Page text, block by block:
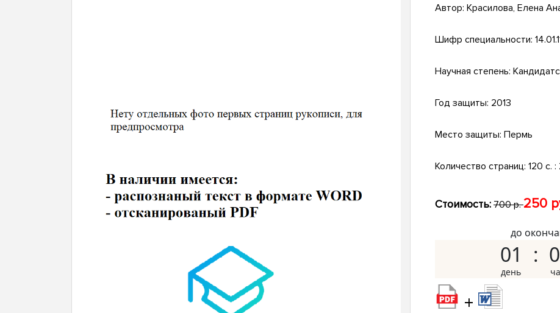
Автор: Красилова, Елена
Шифр специальности:
Научная степень:
Год защиты: 2013
Место защиты: Пермь
Количество страниц: 120 с.
Стоимость: 700 р.250
до
01
+